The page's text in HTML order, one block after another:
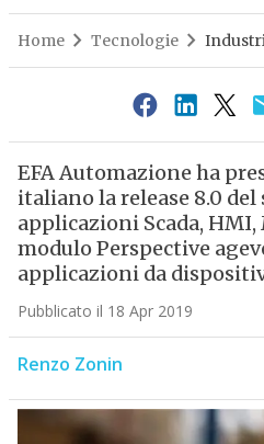
Home Tecnologie
EFA Automazione ha
italiano la release 8.0
applicazioni Scada, HMI,
modulo Perspective
applicazioni da
Pubblicato il 18 Apr 2019
Renzo Zonin